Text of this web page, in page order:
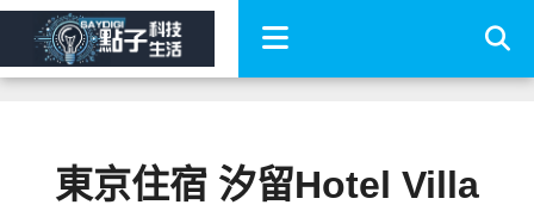
東京住宿 汐留Hotel Villa